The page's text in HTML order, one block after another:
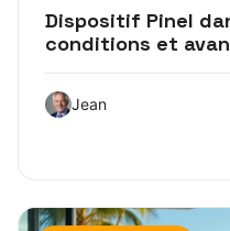
Dispositif Pinel
conditions et
Jean